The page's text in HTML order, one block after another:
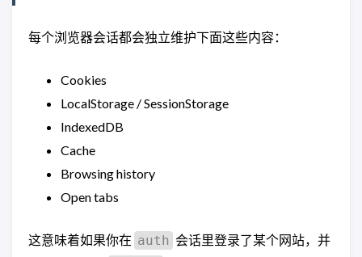
每个浏览器会话都会独立维护下面这些内容：
Cookies
LocalStorage / SessionStorage
IndexedDB
Cache
Browsing history
Open tabs
这意味着如果你在 auth 会话里登录了某个网站，并